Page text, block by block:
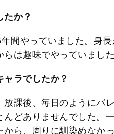
か？
間やっていました。身長
は趣味でやっていました
ラでしたか？
課後、毎日のようにバ
どありませんでした。
ら、周りに馴染めなかっ